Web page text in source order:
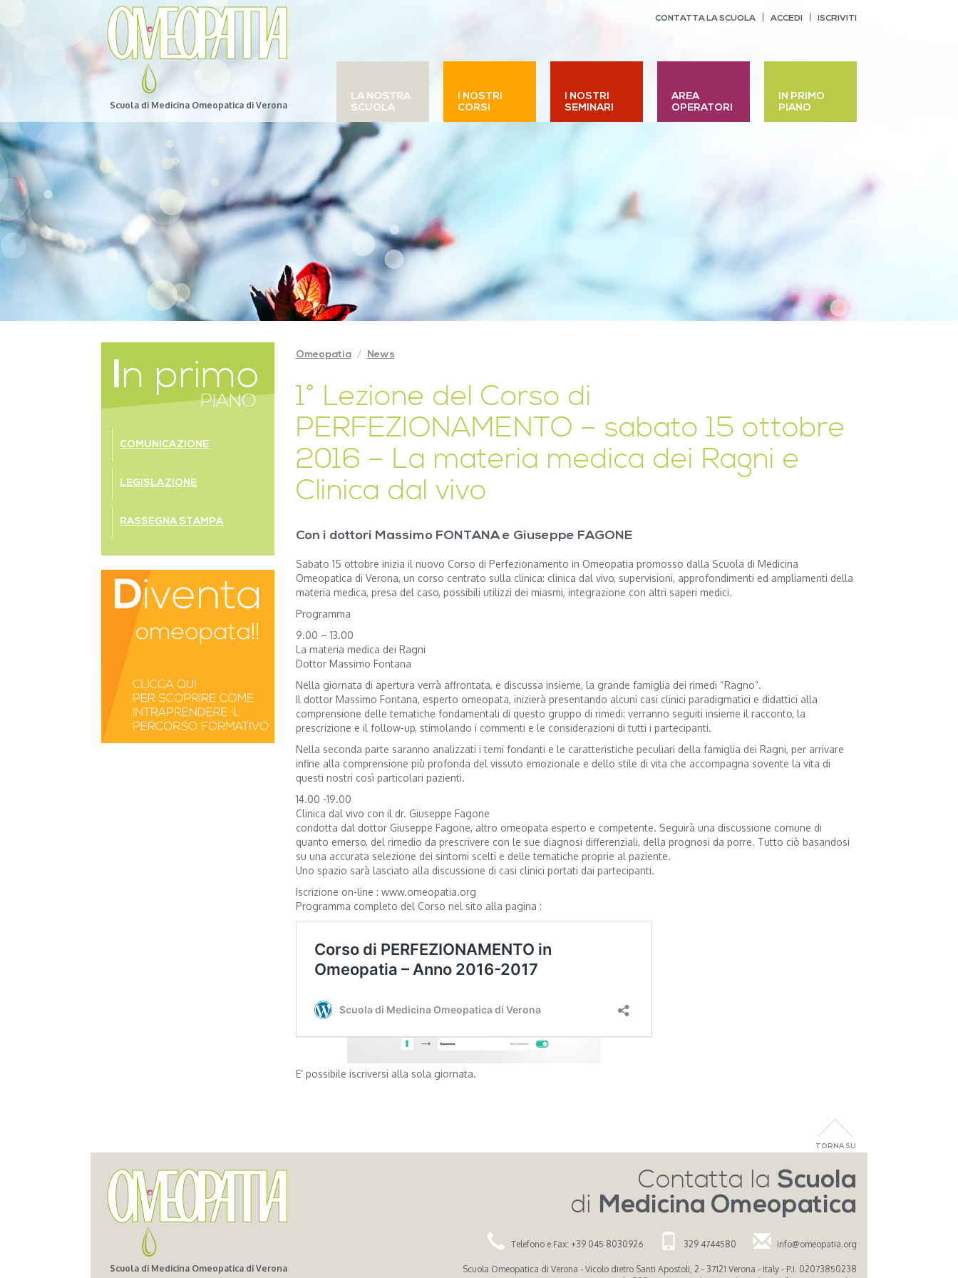
Scuola di Medicina Omeopatica di Verona
CONTATTA LA SCUOLA ACCEDI ISCRIVITI
LA NOSTRA
SCUOLA
I NOSTRI
CORSI
I NOSTRI
SEMINARI
AREA
OPERATORI
IN PRIMO
PIANO
Omeopatia News
1° Lezione del Corso di
PERFEZIONAMENTO – sabato 15 ottobre
2016 – La materia medica dei Ragni e
Clinica dal vivo
Con i dottori Massimo FONTANA e Giuseppe FAGONE
Sabato 15 ottobre inizia il nuovo Corso di Perfezionamento in Omeopatia promosso dalla Scuola di Medicina
Omeopatica di Verona, un corso centrato sulla clinica: clinica dal vivo, supervisioni, approfondimenti ed ampliamenti della
materia medica, presa del caso, possibili utilizzi dei miasmi, integrazione con altri saperi medici.
Programma
9.00 – 13.00
La materia medica dei Ragni
Dottor Massimo Fontana
Nella giornata di apertura verrà affrontata, e discussa insieme, la grande famiglia dei rimedi “Ragno”.
Il dottor Massimo Fontana, esperto omeopata, inizierà presentando alcuni casi clinici paradigmatici e didattici alla
comprensione delle tematiche fondamentali di questo gruppo di rimedi: verranno seguiti insieme il racconto, la
prescrizione e il follow-up, stimolando i commenti e le considerazioni di tutti i partecipanti.
Nella seconda parte saranno analizzati i temi fondanti e le caratteristiche peculiari della famiglia dei Ragni, per arrivare
infine alla comprensione più profonda del vissuto emozionale e dello stile di vita che accompagna sovente la vita di
questi nostri così particolari pazienti.
14.00 -19.00
Clinica dal vivo con il dr. Giuseppe Fagone
condotta dal dottor Giuseppe Fagone, altro omeopata esperto e competente. Seguirà una discussione comune di
quanto emerso, del rimedio da prescrivere con le sue diagnosi differenziali, della prognosi da porre. Tutto ciò basandosi
su una accurata selezione dei sintomi scelti e delle tematiche proprie al paziente.
Uno spazio sarà lasciato alla discussione di casi clinici portati dai partecipanti.
Iscrizione on-line : www.omeopatia.org
Programma completo del Corso nel sito alla pagina :
E’ possibile iscriversi alla sola giornata.
In primo
PIANO
COMUNICAZIONE
LEGISLAZIONE
RASSEGNA STAMPA
Scuola di Medicina Omeopatica di Verona
Contatta la Scuola
di Medicina Omeopatica
Telefono e Fax: +39 045 8030926 329 4744580 info@omeopatia.org
Scuola Omeopatica di Verona - Vicolo dietro Santi Apostoli, 2 - 37121 Verona - Italy - P.I. 02073850238
TORNA SU